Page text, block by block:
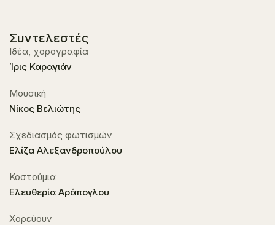
Συντελεστές
Ιδέα, χορογραφία
Ίρις Καραγιάν
Μουσική
Νίκος Βελιώτης
Σχεδιασμός φωτισμών
Ελίζα Αλεξανδροπούλου
Κοστούµια
Ελευθερία Αράπογλου
Χορεύουν